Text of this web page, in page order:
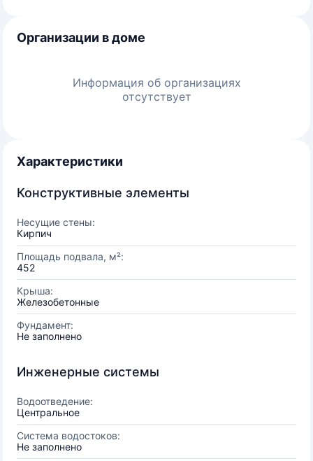
Организации в доме
Информация об организациях
отсутствует
Характеристики
Конструктивные элементы
Несущие стены:
Кирпич
Площадь подвала, м²:
452
Крыша:
Железобетонные
Фундамент:
Не заполнено
Инженерные системы
Водоотведение:
Центральное
Система водостоков:
Не заполнено